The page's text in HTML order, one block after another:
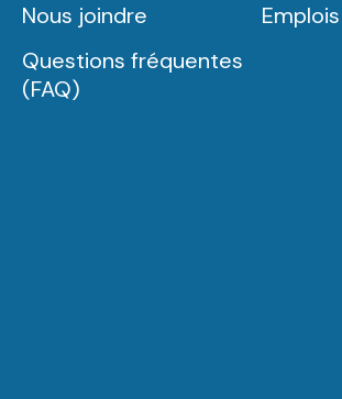
Nous joindre
Emplois
Questions fréquentes
(FAQ)